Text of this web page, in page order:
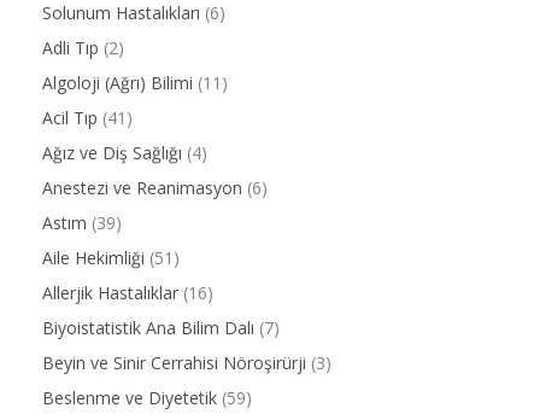
Solunum Hastalıkları (6)
Adli Tıp (2)
Algoloji (Ağrı) Bilimi (11)
Acil Tıp (41)
Ağız ve Diş Sağlığı (4)
Anestezi ve Reanimasyon (6)
Astım (39)
Aile Hekimliği (51)
Allerjik Hastalıklar (16)
Biyoistatistik Ana Bilim Dalı (7)
Beyin ve Sinir Cerrahisi Nöroşirürji (3)
Beslenme ve Diyetetik (59)